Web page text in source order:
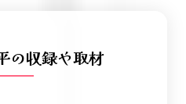
の収録や取材